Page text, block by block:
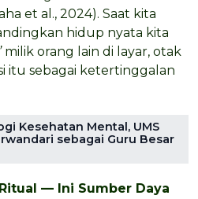
et al., 2024). Saat kita
hidup nyata kita
milik orang lain di layar, otak
itu sebagai ketertinggalan
Kesehatan Mental, UMS
sebagai Guru Besar
— Ini Sumber Daya